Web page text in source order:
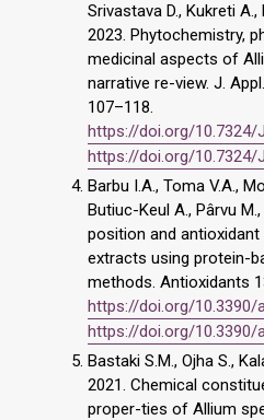
Srivastava D., Kukreti A.,
2023. Phytochemistry,
medicinal aspects of
narrative re-view. J.
107–118.
https://doi.org/10.7324/
https://doi.org/10.7324/
Barbu I.A., Toma V.A.,
Butiuc-Keul A., Pârvu
position and
extracts using protein-
methods. Antioxidants
https://doi.org/10.3390/
https://doi.org/10.3390/
Bastaki S.M., Ojha S.,
2021. Chemical
proper-ties of Allium